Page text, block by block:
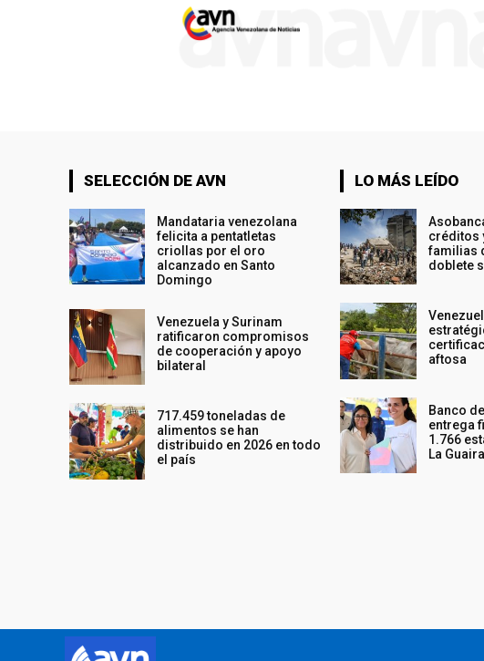
SELECCIÓN DE AVN
Mandataria venezolana
felicita a pentatletas
criollas por el oro
alcanzado en Santo
Domingo
Venezuela y Surinam
ratificaron compromisos
de cooperación y apoyo
bilateral
717.459 toneladas de
alimentos se han
distribuido en 2026 en todo
el país
LO MÁS LEÍDO
créditos
familias
doblete
aftosa
Banco
entrega
1.766
La Guaira